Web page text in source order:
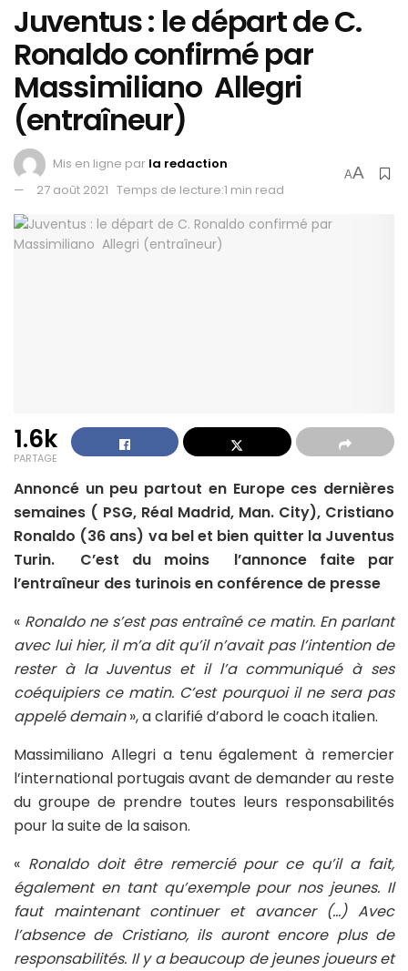
Juventus : le départ de C.
Ronaldo confirmé par
Massimiliano Allegri
(entraîneur)
Mis en ligne par la redaction
27 août 2021 Temps de lecture:1 min read
AA
1.6k
PARTAGE
Annoncé un peu partout en Europe ces dernières
semaines ( PSG, Réal Madrid, Man. City), Cristiano
Ronaldo (36 ans) va bel et bien quitter la Juventus
Turin. C’est du moins l’annonce faite par
l’entraîneur des turinois en conférence de presse
« Ronaldo ne s’est pas entraîné ce matin. En parlant
avec lui hier, il m’a dit qu’il n’avait pas l’intention de
rester à la Juventus et il l’a communiqué à ses
coéquipiers ce matin. C’est pourquoi il ne sera pas
appelé demain», a clarifié d’abord le coach italien.
Massimiliano Allegri a tenu également à remercier
l’international portugais avant de demander au reste
du groupe de prendre toutes leurs responsabilités
pour la suite de la saison.
« Ronaldo doit être remercié pour ce qu’il a fait,
également en tant qu’exemple pour nos jeunes. Il
faut maintenant continuer et avancer (…) Avec
l’absence de Cristiano, ils auront encore plus de
responsabilités. Il y a beaucoup de jeunes joueurs et